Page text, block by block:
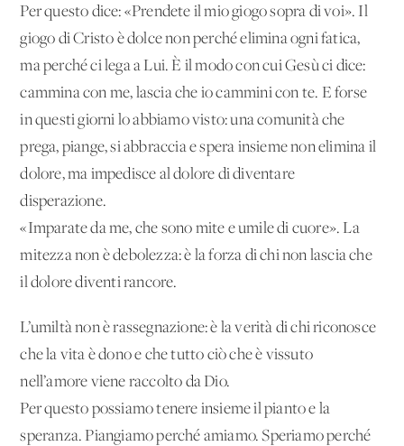
Per questo dice: «Prendete il mio giogo sopra di voi». Il
giogo di Cristo è dolce non perché elimina ogni fatica,
ma perché ci lega a Lui. È il modo con cui Gesù ci dice:
cammina con me, lascia che io cammini con te. E forse
in questi giorni lo abbiamo visto: una comunità che
prega, piange, si abbraccia e spera insieme non elimina il
dolore, ma impedisce al dolore di diventare
disperazione.
«Imparate da me, che sono mite e umile di cuore». La
mitezza non è debolezza: è la forza di chi non lascia che
il dolore diventi rancore.
L’umiltà non è rassegnazione: è la verità di chi riconosce
che la vita è dono e che tutto ciò che è vissuto
nell’amore viene raccolto da Dio.
Per questo possiamo tenere insieme il pianto e la
speranza. Piangiamo perché amiamo. Speriamo perché